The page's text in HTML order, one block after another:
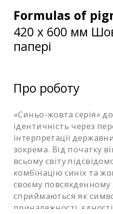
Formulas of
420 x 600 мм
папері
Про роботу
«Синьо-жовта серія»
ідентичність через
інтерпретації
зокрема. Від початку
всьому світу
комбінацію синіх та
своєму повсякденному
сприймаються як
приналежності,